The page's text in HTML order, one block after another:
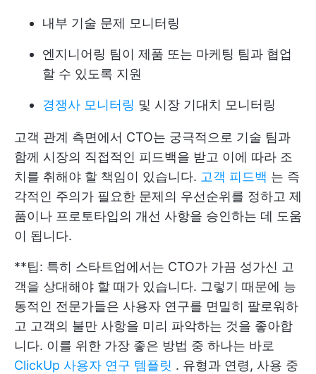
내부 기술 문제 모니터링
엔지니어링 팀이 제품 또는 마케팅 팀과 협업
할 수 있도록 지원
경쟁사 모니터링 및 시장 기대치 모니터링
고객 관계 측면에서 CTO는 궁극적으로 기술 팀과
함께 시장의 직접적인 피드백을 받고 이에 따라 조
치를 취해야 할 책임이 있습니다. 고객 피드백 는 즉
각적인 주의가 필요한 문제의 우선순위를 정하고 제
품이나 프로토타입의 개선 사항을 승인하는 데 도움
이 됩니다.
**팁: 특히 스타트업에서는 CTO가 가끔 성가신 고
객을 상대해야 할 때가 있습니다. 그렇기 때문에 능
동적인 전문가들은 사용자 연구를 면밀히 팔로워하
고 고객의 불만 사항을 미리 파악하는 것을 좋아합
니다. 이를 위한 가장 좋은 방법 중 하나는 바로
ClickUp 사용자 연구 템플릿 . 유형과 연령, 사용 중